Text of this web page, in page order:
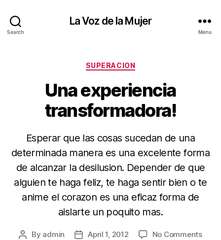
Search
La Voz de la Mujer
Menu
Categories
SUPERACION
Una experiencia
transformadora!
Esperar que las cosas sucedan de una
determinada manera es una excelente forma
de alcanzar la desilusion. Depender de que
alguien te haga feliz, te haga sentir bien o te
anime el corazon es una eficaz forma de
aislarte un poquito mas.
Post
By admin
PostApril 1, 2012 No Commentson